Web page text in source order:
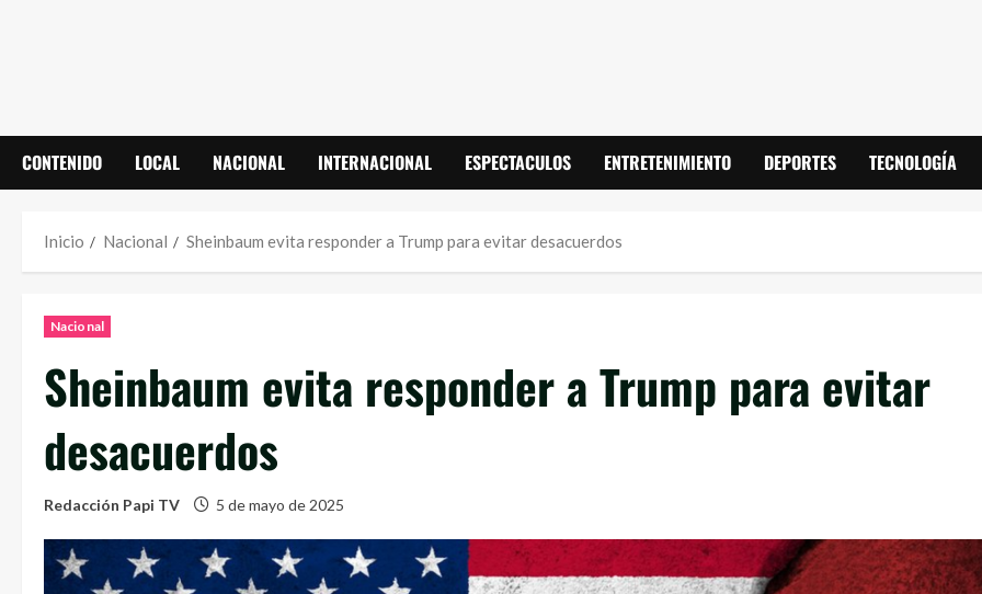
CONTENIDO LOCAL NACIONAL INTERNACIONAL ESPECTACULOS ENTRETENIMIENTO DEPORTES TECNOLOGÍA
Inicio Nacional Sheinbaum evita responder a Trump para evitar desacuerdos
Nacional
Sheinbaum evita responder a Trump para evitar
desacuerdos
Redacción Papi TV 5 de mayo de 2025